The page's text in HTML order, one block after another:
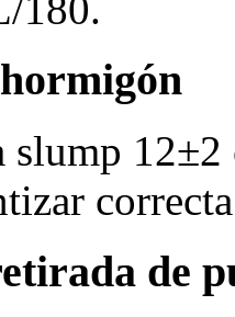
slump
de